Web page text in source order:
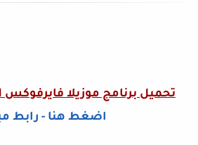
تحميل برنامج موزيلا فايرفوكس Mozilla Firefox 21
اضغط هنا - رابط